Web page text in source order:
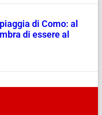
di Como: al
di essere al